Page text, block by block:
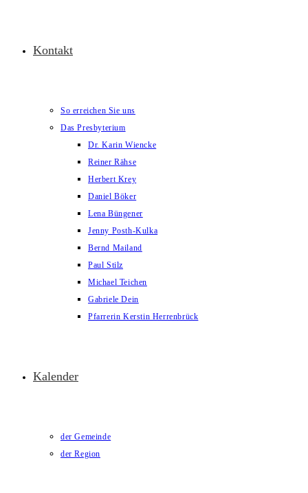
Kontakt
So erreichen Sie uns
Das Presbyterium
Dr. Karin Wiencke
Reiner Rähse
Herbert Krey
Daniel Böker
Lena Büngener
Jenny Posth-Kulka
Bernd Mailand
Paul Stilz
Michael Teichen
Gabriele Dein
Pfarrerin Kerstin Herrenbrück
Kalender
der Gemeinde
der Region